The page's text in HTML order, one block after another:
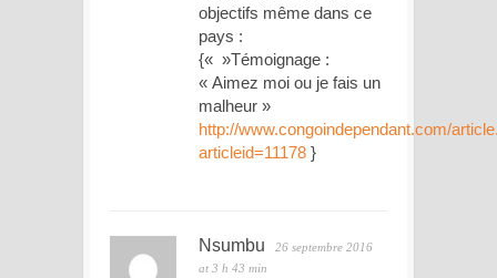
objectifs même dans ce
pays :
{« »Témoignage :
« Aimez moi ou je fais un
malheur »
http://www.congoindependant.com/
articleid=11178 }
Nsumbu
26 septembre 2016
at 3 h 43 min